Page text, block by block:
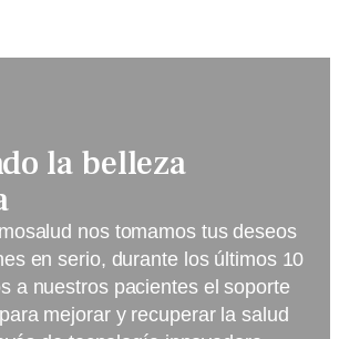
la belleza
nos tomamos tus deseos
en serio, durante los últimos 10
a nuestros pacientes el soporte
mejorar y recuperar la salud